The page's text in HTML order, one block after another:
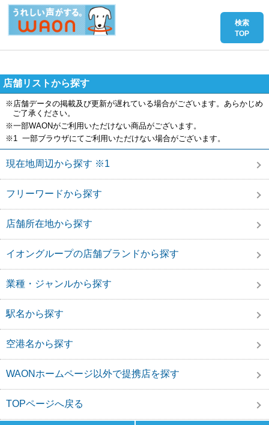
店舗リストから探す
※店舗データの掲載及び更新が遅れている場合がございます。あらかじめ
ご了承ください。
※一部WAONがご利用いただけない商品がございます。
※1 一部ブラウザにてご利用いただけない場合がございます。
現在地周辺から探す ※1
フリーワードから探す
店舗所在地から探す
イオングループの店舗ブランドから探す
業種・ジャンルから探す
駅名から探す
空港名から探す
WAONホームページ以外で提携店を探す
TOPページへ戻る